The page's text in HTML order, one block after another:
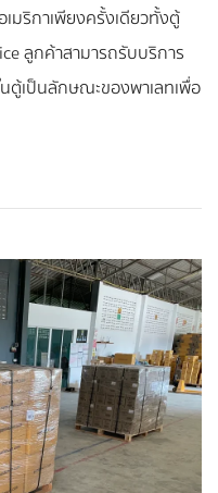
เมริกาเพียงครั้งเดียวทั้งตู้
ลูกค้าสามารถรับบริการ
ตู้เป็นลักษณะของพาเลทเพื่อ